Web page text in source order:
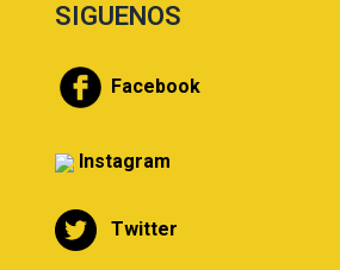
SIGUENOS
Facebook
Instagram
Twitter